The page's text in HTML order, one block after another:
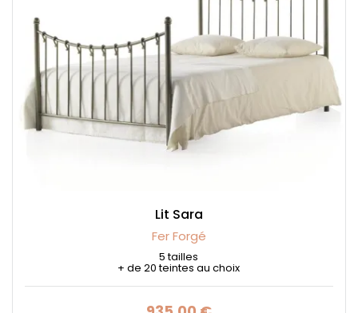
Lit Sara
Fer Forgé
5 tailles
+ de 20 teintes au choix